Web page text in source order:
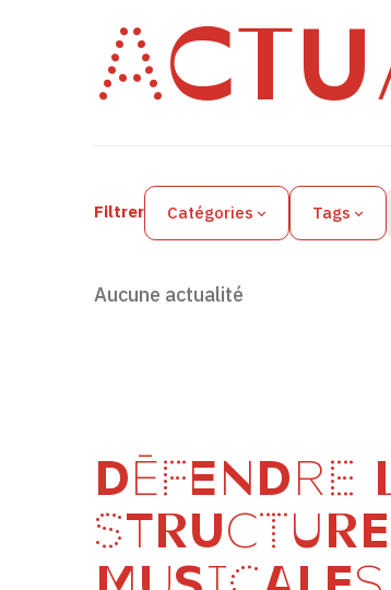
Filtres des actualités
Filtrer Catégories Tags
Aucune actualité
DÉFENDRE